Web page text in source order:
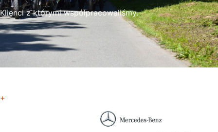
Klienci z którymi współpracowaliśmy.
+